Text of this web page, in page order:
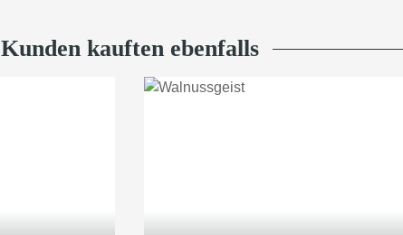
Kunden kauften ebenfalls